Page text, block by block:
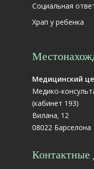
Социальная
Храп у ребенка
Медицинский
Медико-
(кабинет 193)
Вилана, 12
08022 Барселона
Контактные